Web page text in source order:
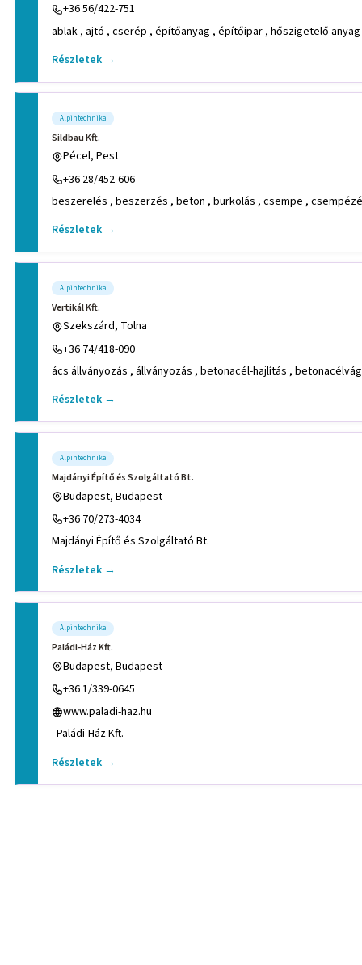
+36 56/422-751
ablak , ajtó , cserép , építőanyag , építőipar , hőszigetelő
Részletek →
Alpintechnika
Sildbau Kft.
Pécel, Pest
+36 28/452-606
beszerelés , beszerzés , beton , burkolás , csempe ,
Részletek →
Alpintechnika
Vertikál Kft.
Szekszárd, Tolna
+36 74/418-090
ács állványozás , állványozás , betonacél-hajlítás ,
Részletek →
Alpintechnika
Majdányi Építő és Szolgáltató Bt.
Budapest, Budapest
+36 70/273-4034
Majdányi Építő és Szolgáltató Bt.
Részletek →
Alpintechnika
Paládi-Ház Kft.
Budapest, Budapest
+36 1/339-0645
www.paladi-haz.hu
Paládi-Ház Kft.
Részletek →